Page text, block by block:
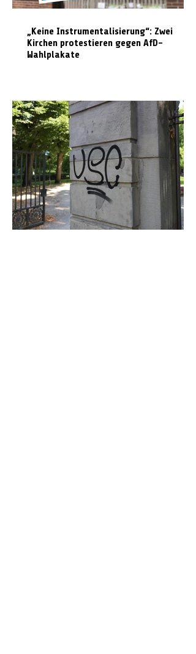
„Keine Instrumentalisierung“: Zwei
Kirchen protestieren gegen AfD-
Wahlplakate